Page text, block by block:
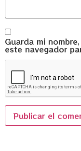
Guarda mi
este navegador